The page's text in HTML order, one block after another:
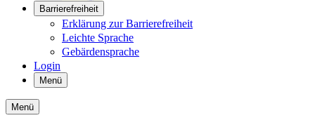
Barrierefreiheit
Erklärung zur Barrierefreiheit
Leichte Sprache
Gebärdensprache
Login
Menü
Menü